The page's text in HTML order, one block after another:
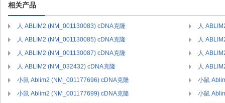
相关产品
人 ABLIM2 (NM_001130083) cDNA克隆
人
人 ABLIM2 (NM_001130085) cDNA克隆
人
人 ABLIM2 (NM_001130087) cDNA克隆
人
人 ABLIM2 (NM_032432) cDNA克隆
人
小鼠 Ablim2 (NM_001177696) cDNA克隆
小鼠
小鼠 Ablim2 (NM_001177699) cDNA克隆
小鼠